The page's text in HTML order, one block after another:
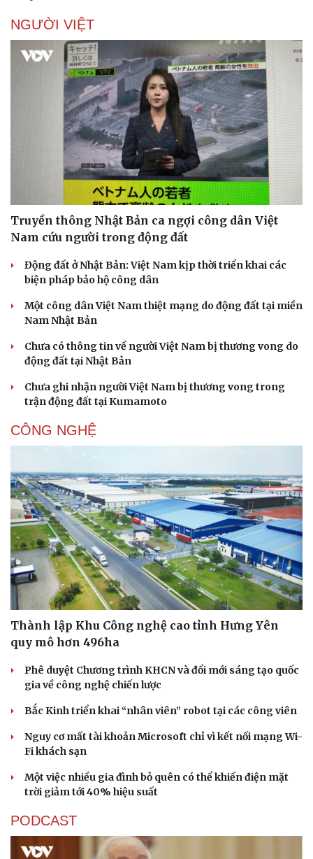
Thể thao
Bóng đá
Lịch thi đấu bóng đá
Thế giới thể thao
Hậu trường
Ô tô - Xe máy
Ô tô
Xe máy
NGƯỜI VIỆT
Truyền thông Nhật Bản ca ngợi công dân Việt
Nam cứu người trong động đất
Động đất ở Nhật Bản: Việt Nam kịp thời triển khai các
biện pháp bảo hộ công dân
Một công dân Việt Nam thiệt mạng do động đất tại miền
Nam Nhật Bản
Chưa có thông tin về người Việt Nam bị thương vong do
động đất tại Nhật Bản
Chưa ghi nhận người Việt Nam bị thương vong trong
trận động đất tại Kumamoto
CÔNG NGHỆ
Thành lập Khu Công nghệ cao tỉnh Hưng Yên
quy mô hơn 496ha
Phê duyệt Chương trình KHCN và đổi mới sáng tạo quốc
gia về công nghệ chiến lược
Bắc Kinh triển khai “nhân viên” robot tại các công viên
Nguy cơ mất tài khoản Microsoft chỉ vì kết nối mạng Wi-
Fi khách sạn
Một việc nhiều gia đình bỏ quên có thể khiến điện mặt
trời giảm tới 40% hiệu suất
PODCAST